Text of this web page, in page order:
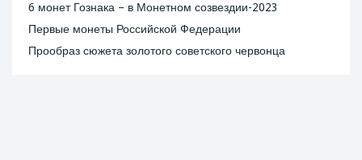
6 монет Гознака – в Монетном созвездии-2023
Первые монеты Российской Федерации
Прообраз сюжета золотого советского червонца